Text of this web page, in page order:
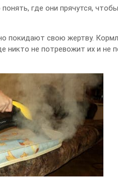
где они прячутся,
покидают свою жертву.
никто не потревожит их и не